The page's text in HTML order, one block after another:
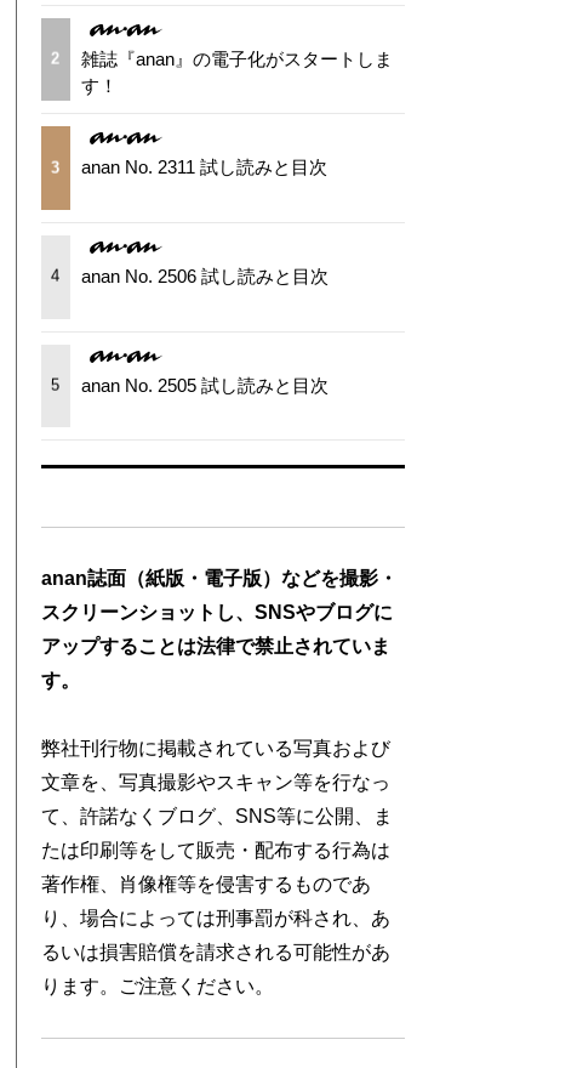
2
雑誌『anan』の電子化がスタートしま
す！
3 anan No. 2311 試し読みと目次
4 anan No. 2506 試し読みと目次
5 anan No. 2505 試し読みと目次
anan誌面（紙版・電子版）などを撮影・
スクリーンショットし、SNSやブログに
アップすることは法律で禁止されていま
す。
弊社刊行物に掲載されている写真および
文章を、写真撮影やスキャン等を行なっ
て、許諾なくブログ、SNS等に公開、ま
たは印刷等をして販売・配布する行為は
著作権、肖像権等を侵害するものであ
り、場合によっては刑事罰が科され、あ
るいは損害賠償を請求される可能性があ
ります。ご注意ください。